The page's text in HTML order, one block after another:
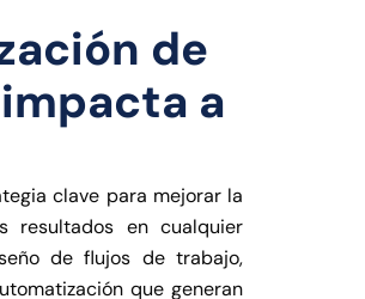
de
a
clave para mejorar la
resultados en cualquier
de flujos de trabajo,
que generan